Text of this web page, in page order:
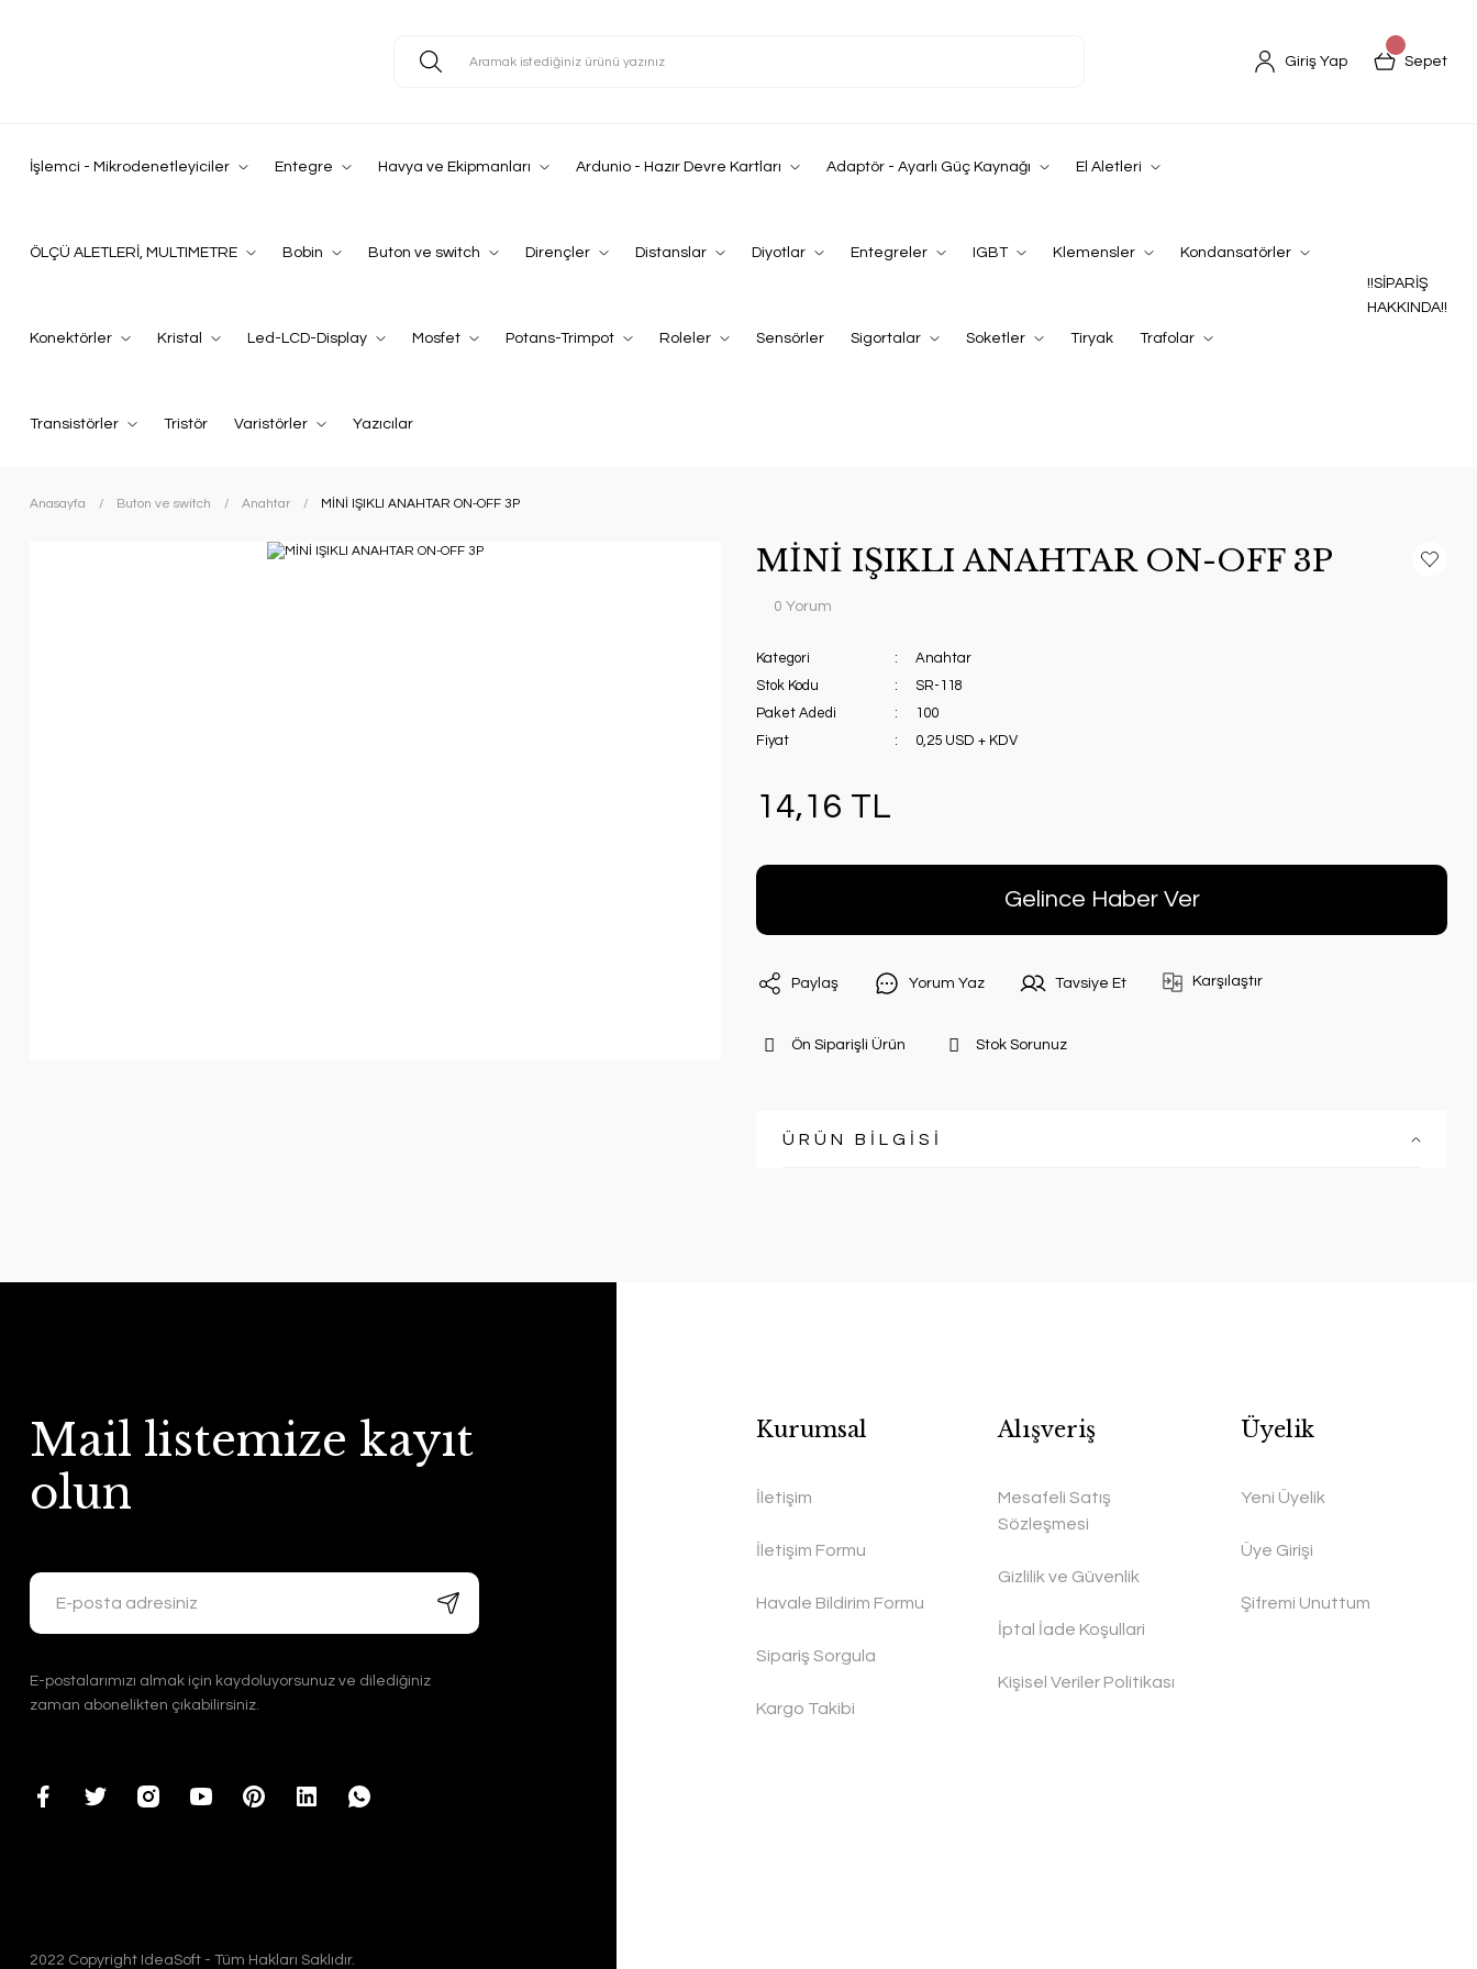
Giriş Yap Sepet
İşlemci - Mikrodenetleyiciler Entegre Havya ve Ekipmanları Ardunio - Hazır Devre Kartları Adaptör - Ayarlı Güç Kaynağı El Aletleri
ÖLÇÜ ALETLERİ, MULTIMETRE Bobin Buton ve switch Dirençler Distanslar Diyotlar Entegreler IGBT Klemensler Kondansatörler
Konektörler Kristal Led-LCD-Display Mosfet Potans-Trimpot Roleler Sensörler Sigortalar Soketler Tiryak Trafolar
Transistörler Tristör Varistörler Yazıcılar
!!SİPARİŞ
HAKKINDA!!
Anasayfa Buton ve switch Anahtar MİNİ IŞIKLI ANAHTAR ON-OFF 3P
MİNİ IŞIKLI ANAHTAR ON-OFF 3P
0 Yorum
Kategori
Anahtar
Stok Kodu
SR-118
Paket Adedi
100
Fiyat
0,25 USD + KDV
14,16 TL
Gelince Haber Ver
Paylaş Yorum Yaz Tavsiye Et Karşılaştır
Ön Siparişli Ürün Stok Sorunuz
ÜRÜN BİLGİSİ
Mail listemize kayıt
olun
E-postalarımızı almak için kaydoluyorsunuz ve dilediğiniz
zaman abonelikten çıkabilirsiniz.
Kurumsal
İletişim
İletişim Formu
Havale Bildirim Formu
Sipariş Sorgula
Kargo Takibi
Alışveriş
Mesafeli Satış
Sözleşmesi
Gizlilik ve Güvenlik
İptal İade Koşullari
Kişisel Veriler Politikası
Üyelik
Yeni Üyelik
Üye Girişi
Şifremi Unuttum
2022 Copyright IdeaSoft - Tüm Hakları Saklıdır.